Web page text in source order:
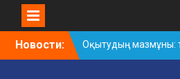
Новости:
Оқытудың мазмұны:
дағдылар және